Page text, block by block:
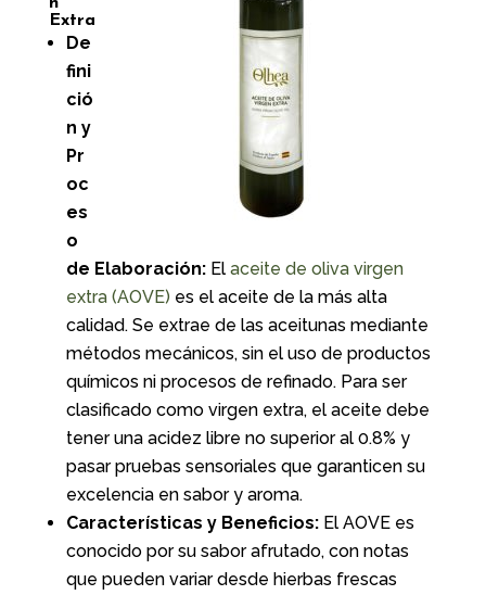
Extra
De
fini
ció
n y
Pr
oc
es
o
de Elaboración:El aceite de oliva virgen
extra (AOVE) es el aceite de la más alta
calidad. Se extrae de las aceitunas mediante
métodos mecánicos, sin el uso de productos
químicos ni procesos de refinado. Para ser
clasificado como virgen extra, el aceite debe
tener una acidez libre no superior al 0.8% y
pasar pruebas sensoriales que garanticen su
excelencia en sabor y aroma.
Características y Beneficios:El AOVE es
conocido por su sabor afrutado, con notas
que pueden variar desde hierbas frescas